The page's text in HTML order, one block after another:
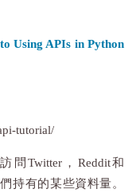
Using APIs in Python
tutorial/
問Twitter，Reddit和
持有的某些資料量。